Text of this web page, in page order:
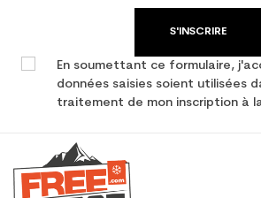
S'INSCRIRE
En soumettant ce formulaire,
données saisies soient utilisées
traitement de mon inscription à